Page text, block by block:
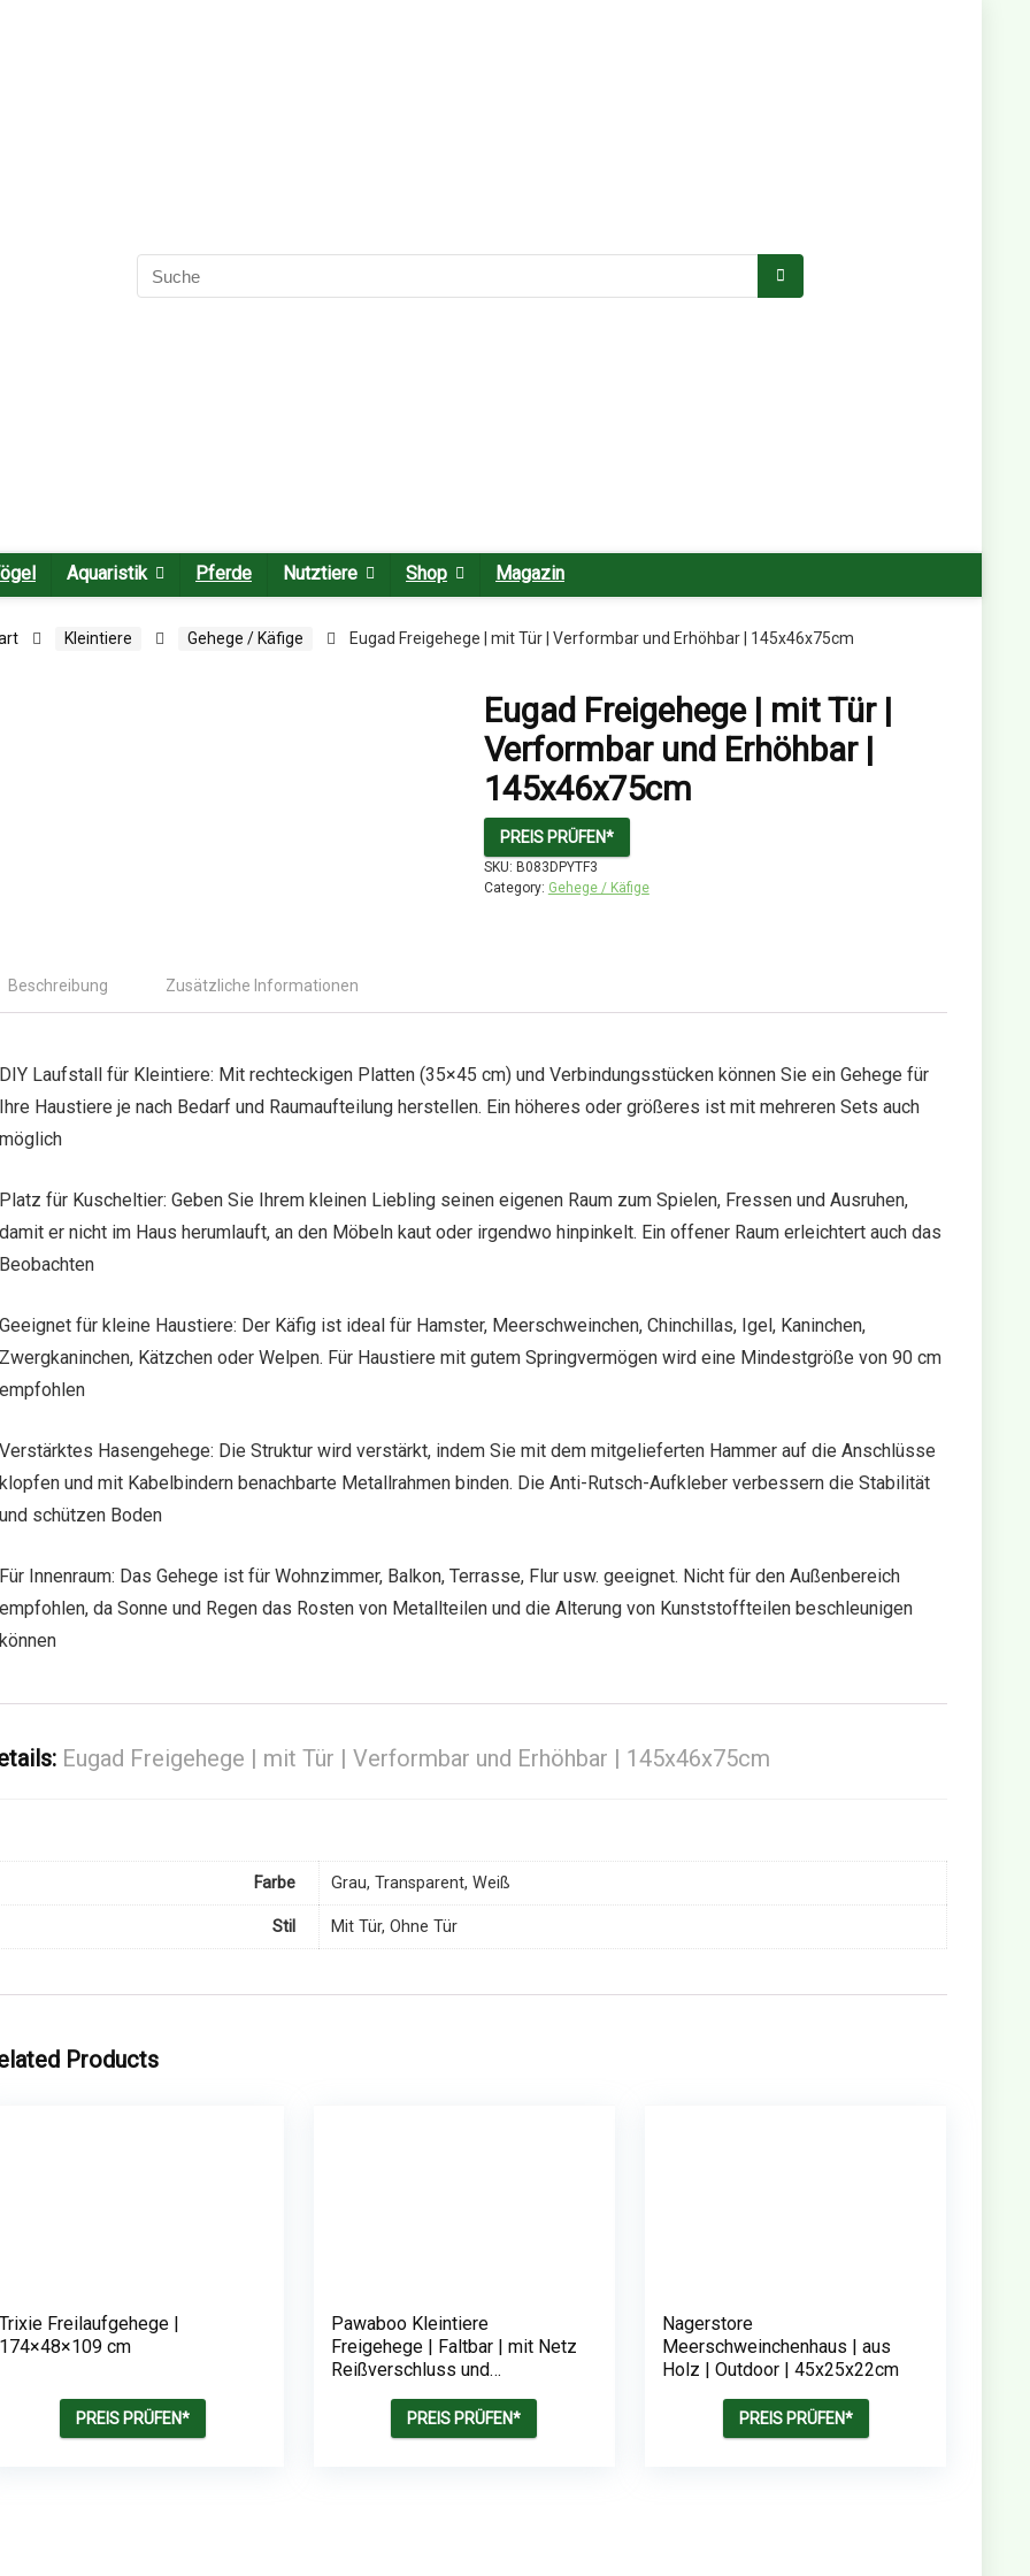
Aquaristik Pferde Nutztiere Shop Magazin
Kleintiere Gehege / Käfige Eugad Freigehege | mit Tür | Verformbar und Erhöhbar | 145x46x75cm
Eugad Freigehege | mit Tür |
Verformbar und Erhöhbar |
145x46x75cm
PREIS PRÜFEN*
SKU: B083DPYTF3
Category: Gehege / Käfige
Beschreibung Zusätzliche Informationen
DIY Laufstall für Kleintiere: Mit rechteckigen Platten (35×45 cm) und Verbindungsstücken können Sie ein Gehege für
Ihre Haustiere je nach Bedarf und Raumaufteilung herstellen. Ein höheres oder größeres ist mit mehreren Sets auch
möglich
Platz für Kuscheltier: Geben Sie Ihrem kleinen Liebling seinen eigenen Raum zum Spielen, Fressen und Ausruhen,
damit er nicht im Haus herumlauft, an den Möbeln kaut oder irgendwo hinpinkelt. Ein offener Raum erleichtert auch das
Beobachten
Geeignet für kleine Haustiere: Der Käfig ist ideal für Hamster, Meerschweinchen, Chinchillas, Igel, Kaninchen,
Zwergkaninchen, Kätzchen oder Welpen. Für Haustiere mit gutem Springvermögen wird eine Mindestgröße von 90 cm
empfohlen
Verstärktes Hasengehege: Die Struktur wird verstärkt, indem Sie mit dem mitgelieferten Hammer auf die Anschlüsse
klopfen und mit Kabelbindern benachbarte Metallrahmen binden. Die Anti-Rutsch-Aufkleber verbessern die Stabilität
und schützen Boden
Für Innenraum: Das Gehege ist für Wohnzimmer, Balkon, Terrasse, Flur usw. geeignet. Nicht für den Außenbereich
empfohlen, da Sonne und Regen das Rosten von Metallteilen und die Alterung von Kunststoffteilen beschleunigen
können
Eugad Freigehege | mit Tür | Verformbar und Erhöhbar | 145x46x75cm
Farbe Grau, Transparent, Weiß
Stil Mit Tür, Ohne Tür
Products
Trixie Freilaufgehege |
174×48×109 cm
PREIS PRÜFEN*
Pawaboo Kleintiere
Freigehege | Faltbar | mit Netz
Reißverschluss und
PREIS PRÜFEN*
Nagerstore
Meerschweinchenhaus | aus
Holz | Outdoor | 45x25x22cm
PREIS PRÜFEN*